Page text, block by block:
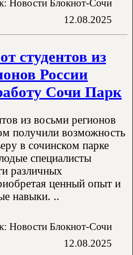
Новости Блокнот-Сочи
12.08.2025
студентов из
России
Сочи Парк
из восьми регионов
получили возможность
в сочинском парке
специалисты
различных
ценный опыт и
навыки. ..
Новости Блокнот-Сочи
12.08.2025